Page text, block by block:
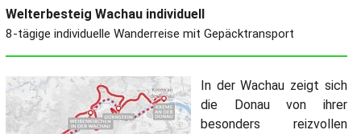
Welterbesteig Wachau individuell
8-tägige individuelle Wanderreise mit Gepäcktransport
In der Wachau zeigt sich
die Donau von ihrer
besonders reizvollen